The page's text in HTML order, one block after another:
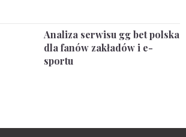
Analiza serwisu gg bet polska
dla fanów zakładów i e-
sportu